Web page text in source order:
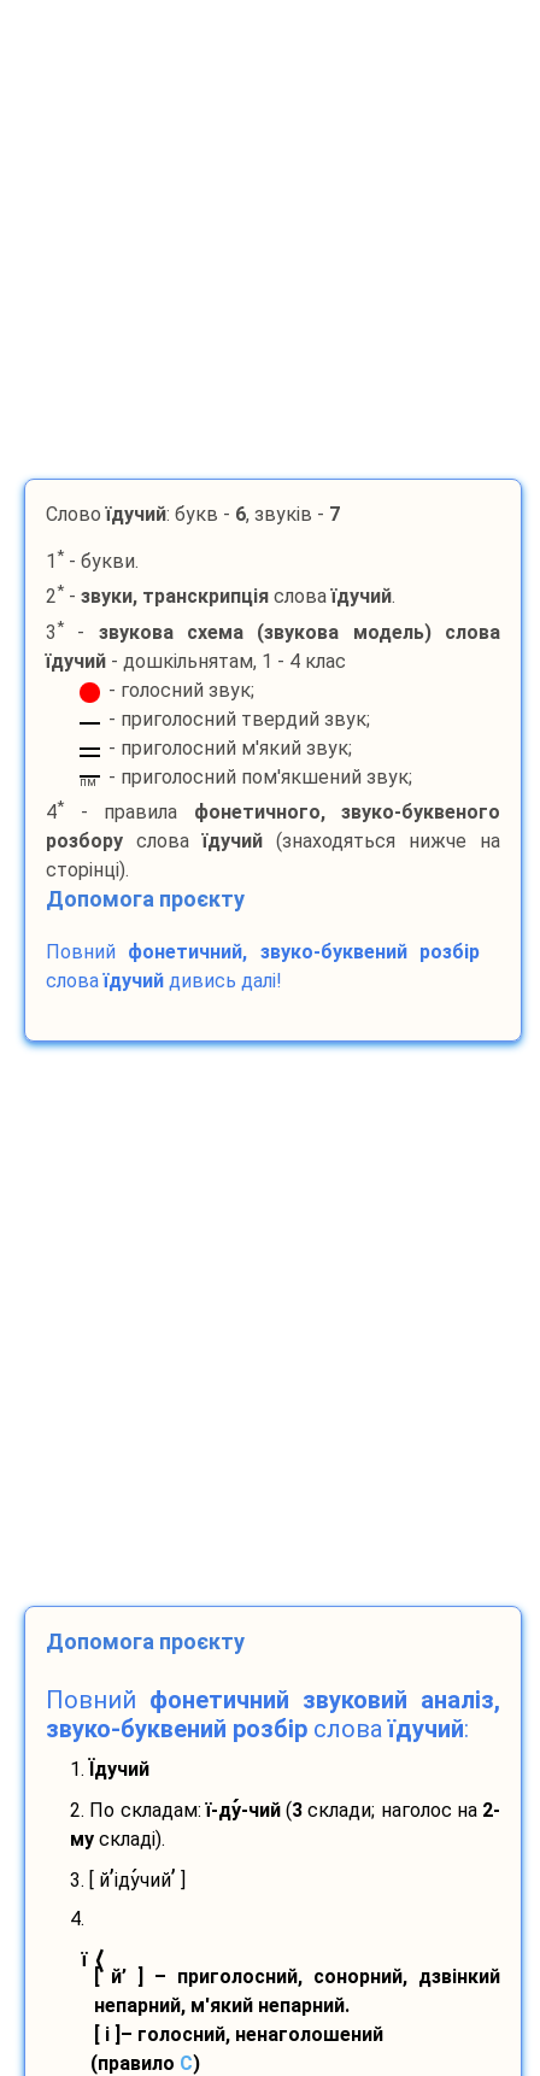
Словоїдучий: букв - 6, звуків - 7
1 * - букви.
2* - звуки, транскрипція словаїдучий.
3* - звукова схема (звукова модель) слова
їдучий - дошкільнятам, 1 - 4 клас
- голосний звук;
- приголосний твердий звук;
- приголосний м'який звук;
пм
- приголосний пом'якшений звук;
4* - правила фонетичного, звуко-буквеного
розбору словаїдучий (знаходяться нижче на
сторінці).
Допомога проєкту
Повний фонетичний, звуко-буквений розбір
словаїдучий дивись далі!
Допомога проєкту
Повний фонетичний звуковий аналіз,
звуко-буквений розбір словаїдучий:
1. Їдучий
2. По складам:ї-ду-чий(3 склади; наголос на 2-
му складі).
3. [ й’ідучий’
4.
ї ⟨
[ й’ ] – приголосний, сонорний, дзвінкий
непарний, м'який непарний.
[ і ]– голосний, ненаголошений
(правило С)